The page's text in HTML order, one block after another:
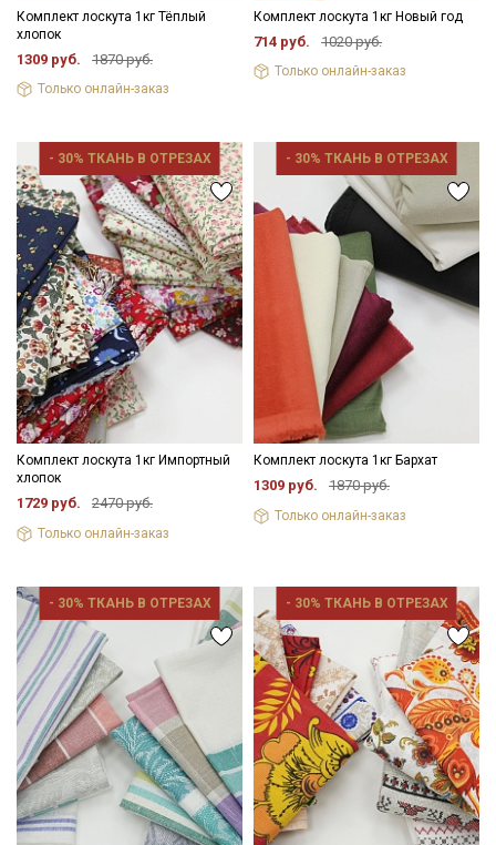
Комплект лоскута 1кг Тёплый
хлопок
1309 руб. 1870 руб.
Только онлайн-заказ
Комплект лоскута 1кг Новый год
714 руб. 1020 руб.
Только онлайн-заказ
- 30% ТКАНЬ В ОТРЕЗАХ
Комплект лоскута 1кг Импортный
хлопок
1729 руб. 2470 руб.
Только онлайн-заказ
- 30% ТКАНЬ В ОТРЕЗАХ
Комплект лоскута 1кг Бархат
1309 руб. 1870 руб.
Только онлайн-заказ
- 30% ТКАНЬ В ОТРЕЗАХ - 30% ТКАНЬ В ОТРЕЗАХ